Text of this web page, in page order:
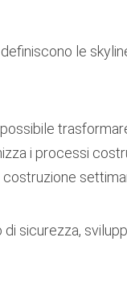
le
i processi
sicurezza,